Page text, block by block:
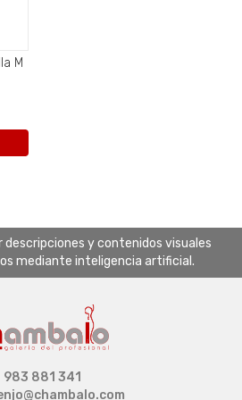
M
descripciones y contenidos visuales
mediante inteligencia artificial.
983 881 341